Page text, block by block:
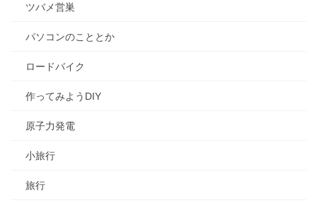
ツバメ営巣
パソコンのこととか
ロードバイク
作ってみようDIY
原子力発電
小旅行
旅行